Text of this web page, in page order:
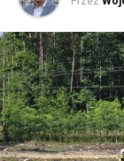
W piątek
w sposób